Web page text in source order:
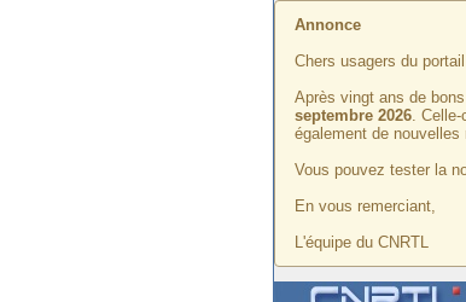
Annonce
Chers usagers du
Après vingt ans de
septembre 2026.
également de nouvelles
Vous pouvez tester la
En vous remerciant,
L'équipe du CNRTL